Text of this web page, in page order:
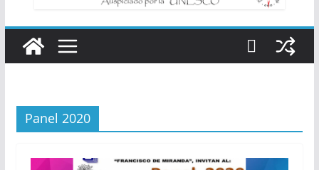
Panel 2020